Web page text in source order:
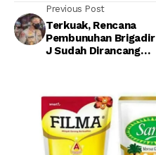
Previous Post
Terkuak, Rencana
Pembunuhan Brigadir
J Sudah Dirancang